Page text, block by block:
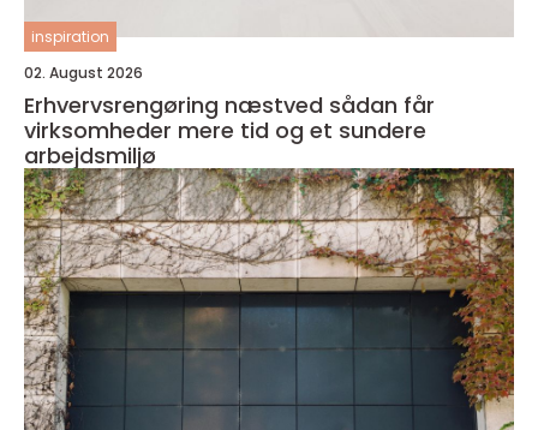
inspiration
02. August 2026
Erhvervsrengøring næstved sådan får
virksomheder mere tid og et sundere
arbejdsmiljø